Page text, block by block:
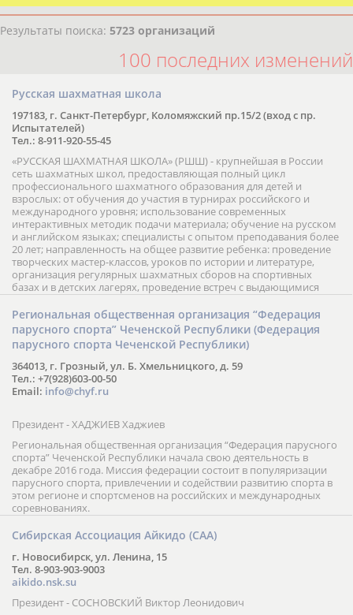
Результаты поиска: 5723 организаций
100 последних изменений
Русская шахматная школа
197183, г. Санкт-Петербург, Коломяжский пр.15/2 (вход с пр.
Испытателей)
Тел.: 8-911-920-55-45
«РУССКАЯ ШАХМАТНАЯ ШКОЛА» (РШШ) - крупнейшая в России
сеть шахматных школ, предоставляющая полный цикл
профессионального шахматного образования для детей и
взрослых: от обучения до участия в турнирах российского и
международного уровня; использование современных
интерактивных методик подачи материала; обучение на русском
и английском языках; специалисты с опытом преподавания более
20 лет; направленность на общее развитие ребенка: проведение
творческих мастер-классов, уроков по истории и литературе,
организация регулярных шахматных сборов на спортивных
базах и в детских лагерях, проведение встреч с выдающимися
шахматистами; корпоративное обучение; онлайн обучение в
форме вебинаров и индивидуальных занятий, круглые столы
российских и международных тренеров, организация фестивалей;
онлайн трансляция мероприятий и турниров.
Региональная общественная организация “Федерация
парусного спорта” Чеченской Республики (Федерация
парусного спорта Чеченской Республики)
364013, г. Грозный, ул. Б. Хмельницкого, д. 59
Тел.: +7(928)603-00-50
Email: info@chyf.ru
Президент - ХАДЖИЕВ Хаджиев
Региональная общественная организация “Федерация парусного
спорта” Чеченской Республики начала свою деятельность в
декабре 2016 года. Миссия федерации состоит в популяризации
парусного спорта, привлечении и содействии развитию спорта в
этом регионе и спортсменов на российских и международных
соревнованиях.
Сибирская Ассоциация Айкидо (САА)
г. Новосибирск, ул. Ленина, 15
Тел. 8-903-903-9003
aikido.nsk.su
Президент - СОСНОВСКИЙ Виктор Леонидович